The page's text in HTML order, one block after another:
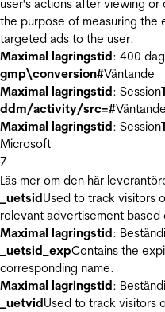
user's actions after viewing
the purpose of measuring the
targeted ads to the user.
Maximal lagringstid: 400
gmp\conversion#Väntande
Maximal lagringstid: Session
ddm/activity/src=#Väntande
Maximal lagringstid: Session
Microsoft
7
Läs mer om den här
_uetsidUsed to track visitors
relevant advertisement
Maximal lagringstid:
_uetsid_expContains the
corresponding name.
Maximal lagringstid:
_uetvidUsed to track visitors